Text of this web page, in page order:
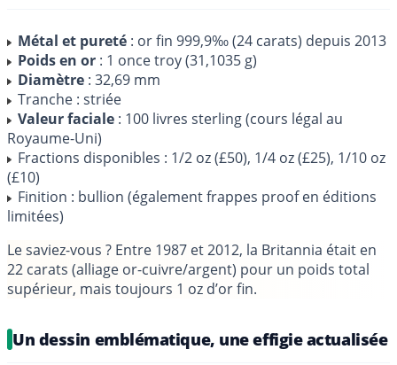
Métal et pureté : or fin 999,9‰ (24 carats) depuis 2013
Poids en or : 1 once troy (31,1035 g)
Diamètre : 32,69 mm
Tranche : striée
Valeur faciale : 100 livres sterling (cours légal au
Royaume-Uni)
Fractions disponibles : 1/2 oz (£50), 1/4 oz (£25), 1/10 oz
(£10)
Finition : bullion (également frappes proof en éditions
limitées)
Le saviez-vous ? Entre 1987 et 2012, la Britannia était en
22 carats (alliage or-cuivre/argent) pour un poids total
supérieur, mais toujours 1 oz d’or fin.
Un dessin emblématique, une effigie actualisée